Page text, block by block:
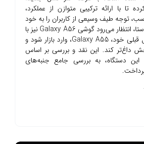
تا با ارائه ترکیبی متوازن از عملکرد،
توجه طیف وسیعی از کاربران را به خود
جلب کند. در این راستا، انتظار می‌رود گوشی Galaxy A56 نیز با
ارتقاء نسبت به نسل قبلی خود، Galaxy A55، وارد بازار شود و
داغ‌تر کند. این نقد و بررسی بر اساس
این دستگاه، به بررسی جامع جنبه‌های